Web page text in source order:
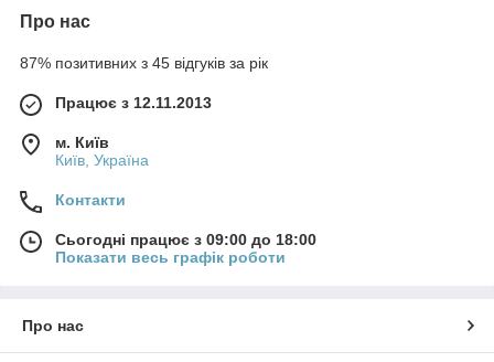
Про нас
87% позитивних з 45 відгуків за рік
Працює з 12.11.2013
м. Київ
Київ, Україна
Контакти
Сьогодні працює з 09:00 до 18:00
Показати весь графік роботи
Про нас